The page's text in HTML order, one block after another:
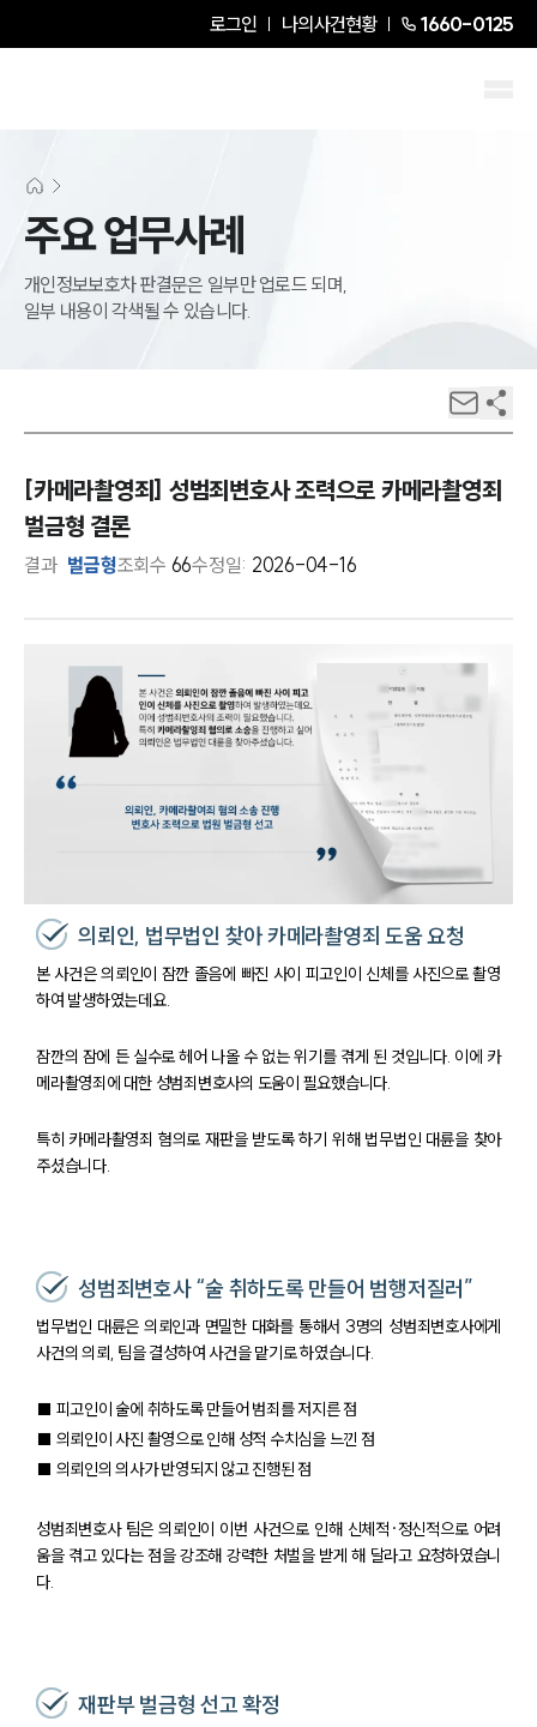
로그인 나의사건현황 1660-0125
주요 업무사례
개인정보보호차 판결문은 일부만 업로드 되며,
일부 내용이 각색될 수 있습니다.
[카메라촬영죄] 성범죄변호사 조력으로 카메라촬영죄
벌금형 결론
결과 벌금형조회수 66수정일: 2026-04-16
의뢰인, 법무법인 찾아 카메라촬영죄 도움 요청
본 사건은 의뢰인이 잠깐 졸음에 빠진 사이 피고인이 신체를 사진으로 촬영
하여 발생하였는데요.
잠깐의 잠에 든 실수로 헤어 나올 수 없는 위기를 겪게 된 것입니다. 이에 카
메라촬영죄에 대한 성범죄변호사의 도움이 필요했습니다.
특히 카메라촬영죄 혐의로 재판을 받도록 하기 위해 법무법인 대륜을 찾아
주셨습니다.
성범죄변호사 “술 취하도록 만들어 범행저질러”
법무법인 대륜은 의뢰인과 면밀한 대화를 통해서 3명의 성범죄변호사에게
사건의 의뢰, 팀을 결성하여 사건을 맡기로 하였습니다.
■ 피고인이 술에 취하도록 만들어 범죄를 저지른 점
■ 의뢰인이 사진 촬영으로 인해 성적 수치심을 느낀 점
■ 의뢰인의 의사가 반영되지 않고 진행된 점
성범죄변호사 팀은 의뢰인이 이번 사건으로 인해 신체적·정신적으로 어려
움을 겪고 있다는 점을 강조해 강력한 처벌을 받게 해 달라고 요청하였습니
다.
재판부 벌금형 선고 확정